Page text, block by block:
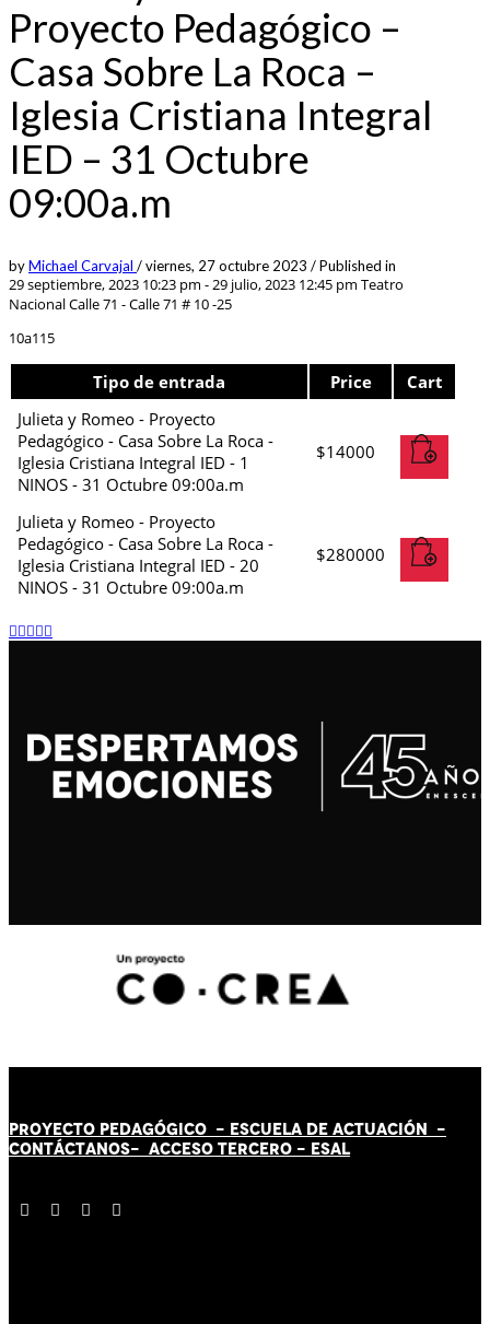
Proyecto Pedagógico –
Casa Sobre La Roca –
Iglesia Cristiana Integral
IED – 31 Octubre
09:00a.m
byMichael Carvajal /viernes, 27 octubre 2023 /Published in
29 septiembre, 2023 10:23 pm - 29 julio, 2023 12:45 pm Teatro
Nacional Calle 71 - Calle 71 # 10 -25
10a115
Tipo de entrada Price
Cart
Julieta y Romeo - Proyecto
Pedagógico - Casa Sobre La Roca -
Iglesia Cristiana Integral IED - 1
NINOS - 31 Octubre 09:00a.m
$14000
Julieta y Romeo - Proyecto
Pedagógico - Casa Sobre La Roca -
Iglesia Cristiana Integral IED - 20
NINOS - 31 Octubre 09:00a.m
$280000
PROYECTO PEDAGÓGICO - ESCUELA DE ACTUACIÓN -
CONTÁCTANOS- ACCESO TERCERO - ESAL